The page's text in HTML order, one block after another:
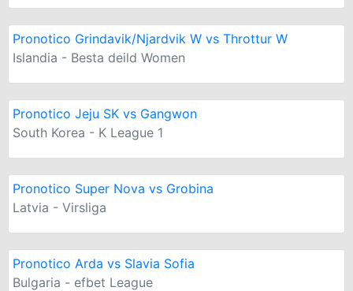
Pronotico Grindavik/Njardvik W vs Throttur W
Islandia - Besta deild Women
Pronotico Jeju SK vs Gangwon
South Korea - K League 1
Pronotico Super Nova vs Grobina
Latvia - Virsliga
Pronotico Arda vs Slavia Sofia
Bulgaria - efbet League